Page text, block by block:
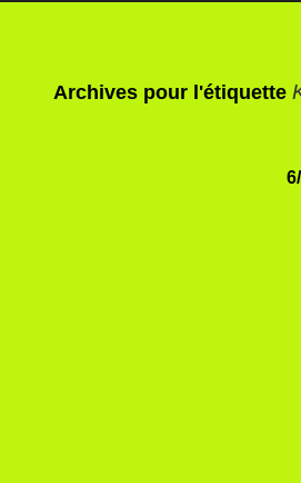
Archives pour l'étiquette